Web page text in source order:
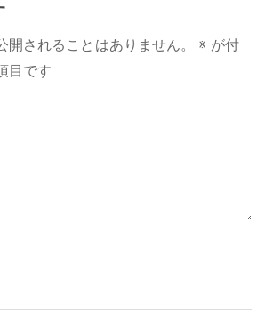
開されることはありません。 ※ が付
目です